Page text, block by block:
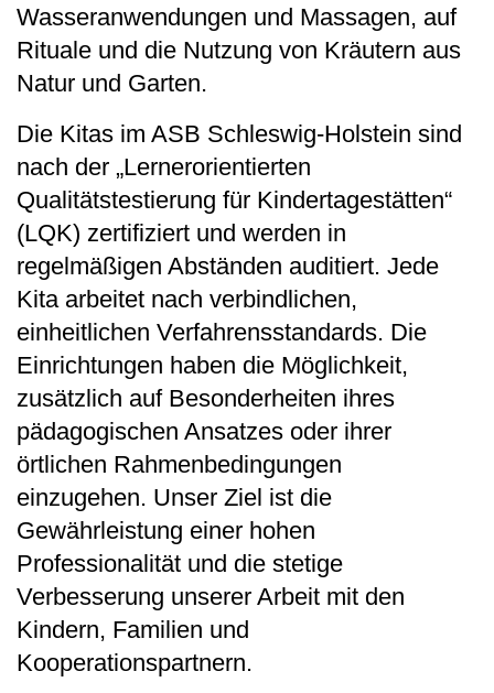
Wasseranwendungen und Massagen, auf
Rituale und die Nutzung von Kräutern aus
Natur und Garten.
Die Kitas im ASB Schleswig-Holstein sind
nach der „Lernerorientierten
Qualitätstestierung für Kindertagestätten“
(LQK) zertifiziert und werden in
regelmäßigen Abständen auditiert. Jede
Kita arbeitet nach verbindlichen,
einheitlichen Verfahrensstandards. Die
Einrichtungen haben die Möglichkeit,
zusätzlich auf Besonderheiten ihres
pädagogischen Ansatzes oder ihrer
örtlichen Rahmenbedingungen
einzugehen. Unser Ziel ist die
Gewährleistung einer hohen
Professionalität und die stetige
Verbesserung unserer Arbeit mit den
Kindern, Familien und
Kooperationspartnern.